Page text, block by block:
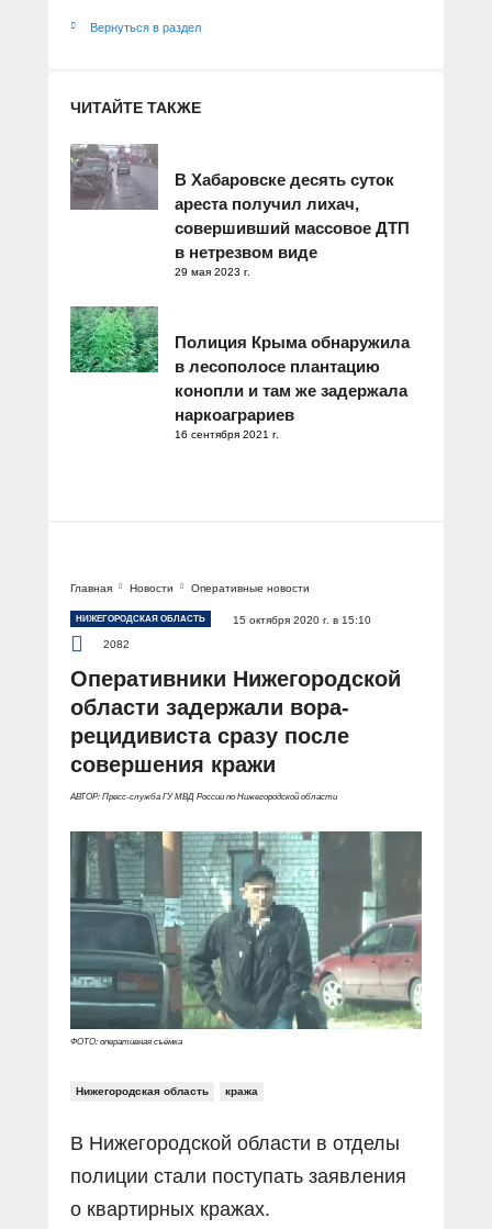
Вернуться в раздел
ЧИТАЙТЕ ТАКЖЕ
В Хабаровске десять суток
ареста получил лихач,
совершивший массовое ДТП
в нетрезвом виде
29 мая 2023 г.
Полиция Крыма обнаружила
в лесополосе плантацию
конопли и там же задержала
наркоаграриев
16 сентября 2021 г.
Главная Новости Оперативные новости
НИЖЕГОРОДСКАЯ ОБЛАСТЬ
15 октября 2020 г. в 15:10
2082
Оперативники Нижегородской
области задержали вора-
рецидивиста сразу после
совершения кражи
АВТОР: Пресс-служба ГУ МВД России по Нижегородской области
ФОТО: оперативная съёмка
Нижегородская область кража
В Нижегородской области в отделы
полиции стали поступать заявления
о квартирных кражах.